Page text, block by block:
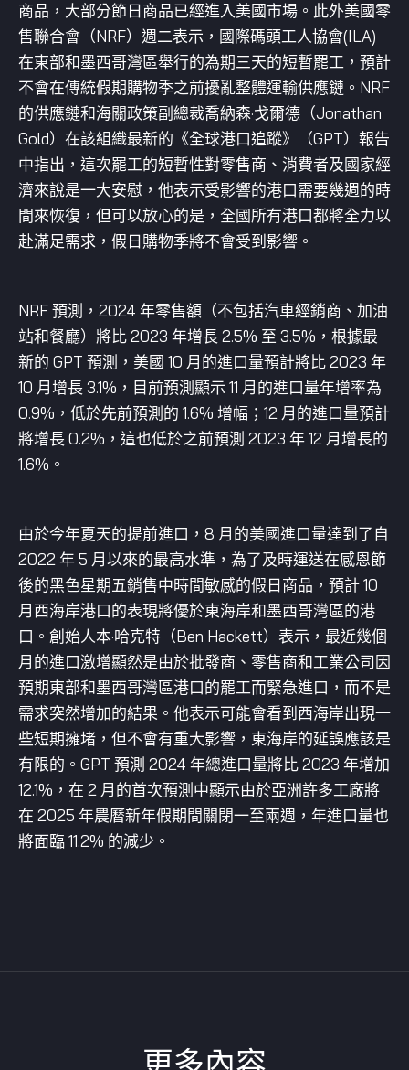
商品，大部分節日商品已經進入美國市場。此外美國零
售聯合會（NRF）週二表示，國際碼頭工人協會(ILA)
在東部和墨西哥灣區舉行的為期三天的短暫罷工，預計
不會在傳統假期購物季之前擾亂整體運輸供應鏈。NRF
的供應鏈和海關政策副總裁喬納森·戈爾德（Jonathan
Gold）在該組織最新的《全球港口追蹤》（GPT）報告
中指出，這次罷工的短暫性對零售商、消費者及國家經
濟來說是一大安慰，他表示受影響的港口需要幾週的時
間來恢復，但可以放心的是，全國所有港口都將全力以
赴滿足需求，假日購物季將不會受到影響。
NRF 預測，2024 年零售額（不包括汽車經銷商、加油
站和餐廳）將比 2023 年增長 2.5% 至 3.5%，根據最
新的 GPT 預測，美國 10 月的進口量預計將比 2023 年
10 月增長 3.1%，目前預測顯示 11 月的進口量年增率為
0.9%，低於先前預測的 1.6% 增幅；12 月的進口量預計
將增長 0.2%，這也低於之前預測 2023 年 12 月增長的
1.6%。
由於今年夏天的提前進口，8 月的美國進口量達到了自
2022 年 5 月以來的最高水準，為了及時運送在感恩節
後的黑色星期五銷售中時間敏感的假日商品，預計 10
月西海岸港口的表現將優於東海岸和墨西哥灣區的港
口。創始人本·哈克特（Ben Hackett）表示，最近幾個
月的進口激增顯然是由於批發商、零售商和工業公司因
預期東部和墨西哥灣區港口的罷工而緊急進口，而不是
需求突然增加的結果。他表示可能會看到西海岸出現一
些短期擁堵，但不會有重大影響，東海岸的延誤應該是
有限的。GPT 預測 2024 年總進口量將比 2023 年增加
12.1%，在 2 月的首次預測中顯示由於亞洲許多工廠將
在 2025 年農曆新年假期間關閉一至兩週，年進口量也
將面臨 11.2% 的減少。